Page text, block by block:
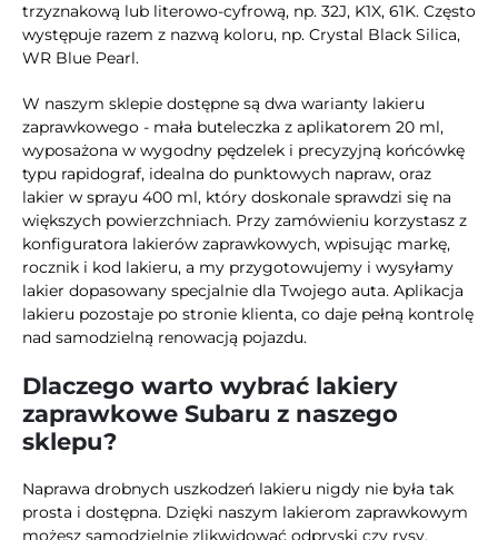
trzyznakową lub literowo-cyfrową, np. 32J, K1X, 61K. Często
występuje razem z nazwą koloru, np. Crystal Black Silica,
WR Blue Pearl.
W naszym sklepie dostępne są dwa warianty lakieru
zaprawkowego - mała buteleczka z aplikatorem 20 ml,
wyposażona w wygodny pędzelek i precyzyjną końcówkę
typu rapidograf, idealna do punktowych napraw, oraz
lakier w sprayu 400 ml, który doskonale sprawdzi się na
większych powierzchniach. Przy zamówieniu korzystasz z
konfiguratora lakierów zaprawkowych, wpisując markę,
rocznik i kod lakieru, a my przygotowujemy i wysyłamy
lakier dopasowany specjalnie dla Twojego auta. Aplikacja
lakieru pozostaje po stronie klienta, co daje pełną kontrolę
nad samodzielną renowacją pojazdu.
Dlaczego warto wybrać lakiery
zaprawkowe Subaru z naszego
sklepu?
Naprawa drobnych uszkodzeń lakieru nigdy nie była tak
prosta i dostępna. Dzięki naszym lakierom zaprawkowym
możesz samodzielnie zlikwidować odpryski czy rysy,